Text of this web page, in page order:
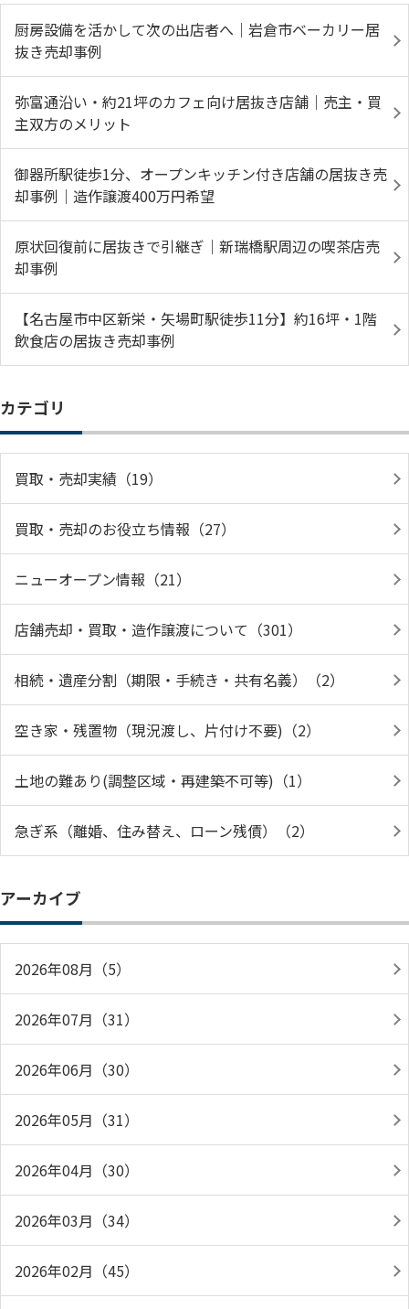
厨房設備を活かして次の出店者へ｜岩倉市ベーカリー居
抜き売却事例
弥富通沿い・約21坪のカフェ向け居抜き店舗｜売主・買
主双方のメリット
御器所駅徒歩1分、オープンキッチン付き店舗の居抜き売
却事例｜造作譲渡400万円希望
原状回復前に居抜きで引継ぎ｜新瑞橋駅周辺の喫茶店売
却事例
【名古屋市中区新栄・矢場町駅徒歩11分】約16坪・1階
飲食店の居抜き売却事例
カテゴリ
買取・売却実績（19）
買取・売却のお役立ち情報（27）
ニューオープン情報（21）
店舗売却・買取・造作譲渡について（301）
相続・遺産分割（期限・手続き・共有名義）（2）
空き家・残置物（現況渡し、片付け不要)（2）
土地の難あり(調整区域・再建築不可等)（1）
急ぎ系（離婚、住み替え、ローン残債）（2）
アーカイブ
2026年08月（5）
2026年07月（31）
2026年06月（30）
2026年05月（31）
2026年04月（30）
2026年03月（34）
2026年02月（45）